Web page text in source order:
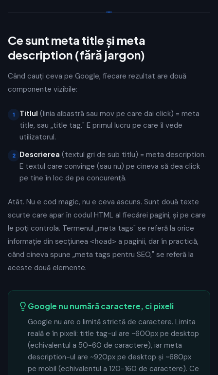
Ce sunt meta title și meta
description (fără jargon)
Când cauți ceva pe Google, fiecare rezultat are două
componente vizibile:
1 Titlul (linia albastră sau mov pe care dai click) = meta
title, sau „title tag." E primul lucru pe care îl vede
utilizatorul.
2 Descrierea (textul gri de sub titlu) = meta description.
E textul care convinge (sau nu) pe cineva să dea click
pe tine în loc de pe concurență.
Atât. Nu e cod magic, nu e ceva ascuns. Sunt două texte
scurte care apar în codul HTML al fiecărei pagini, și pe care
le poți controla. Termenul „meta tags" se referă la orice
informație din secțiunea <head> a paginii, dar în practică,
când cineva spune „meta tags pentru SEO," se referă la
aceste două elemente.
Google nu numără caractere, ci pixeli
Google nu are o limită strictă de caractere. Limita
reală e în pixeli: title tag-ul are ~600px pe desktop
(echivalentul a 50-60 de caractere), iar meta
description-ul are ~920px pe desktop și ~680px
pe mobil (echivalentul a 120-160 de caractere). Ce